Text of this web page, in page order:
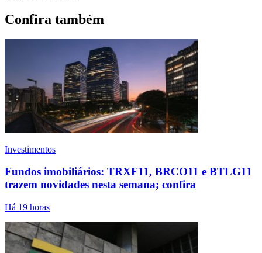
Confira também
Investimentos
Fundos imobiliários: TRXF11, BRCO11 e BTLG11
trazem novidades nesta semana; confira
Há 19 horas